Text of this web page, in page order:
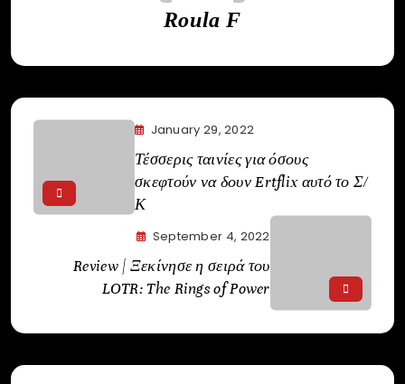
Roula F
January 29, 2022
Τέσσερις ταινίες για όσους
σκεφτούν να δουν Ertflix αυτό το Σ/
Κ
September 4, 2022
Review | Ξεκίνησε η σειρά του
LOTR: The Rings of Power